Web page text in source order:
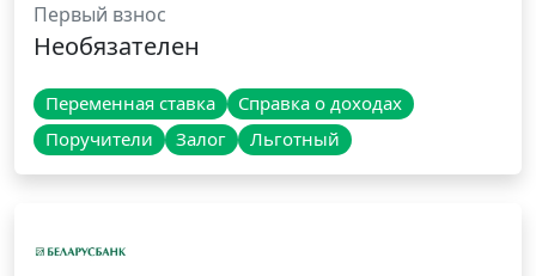
Первый взнос
Необязателен
Переменная ставка
Справка о доходах
Поручители
Залог Льготный